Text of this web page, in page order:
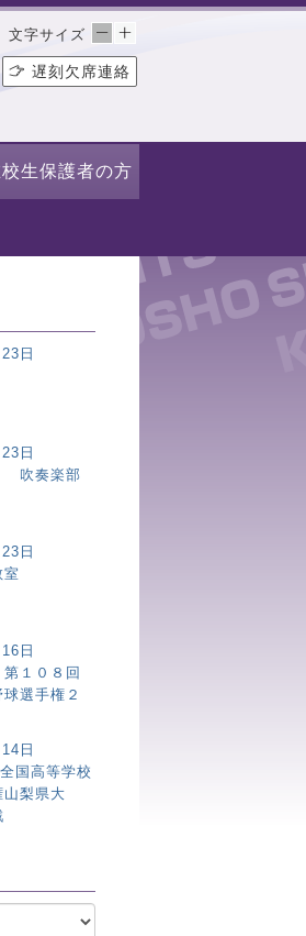
文字サイズ
遅刻欠席連絡
生保護者の方
日
日
吹奏楽部
日
室
日
第１０８回
選手権２
日
国高等学校
山梨県大